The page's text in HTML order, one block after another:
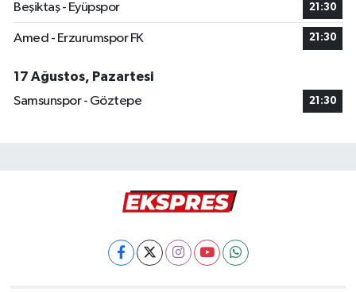
Beşiktaş - Eyüpspor 21:30
Amed - Erzurumspor FK 21:30
17 Ağustos, Pazartesi
Samsunspor - Göztepe
21:30